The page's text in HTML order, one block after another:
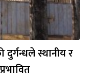
दुर्गन्धले स्थानीय र